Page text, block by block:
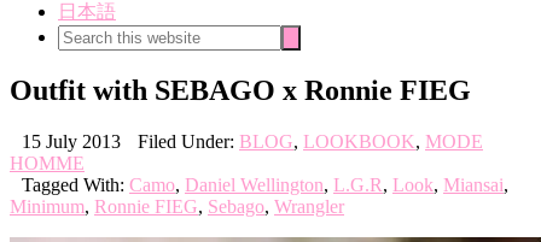
日本語
Search
this
website
Outfit with SEBAGO x Ronnie FIEG
15 July 2013 Filed Under: BLOG, LOOKBOOK, MODE
HOMME
Tagged With: Camo, Daniel Wellington, L.G.R, Look, Miansai,
Minimum, Ronnie FIEG, Sebago, Wrangler